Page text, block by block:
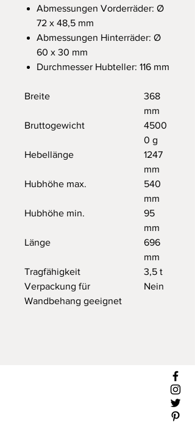
Abmessungen Vorderräder: Ø
72 x 48,5 mm
Abmessungen Hinterräder: Ø
60 x 30 mm
Durchmesser Hubteller: 116 mm
Breite
368
mm
Bruttogewicht
4500
0 g
Hebellänge
1247
mm
Hubhöhe max.
540
mm
Hubhöhe min.
95
mm
Länge
696
mm
Tragfähigkeit
3,5 t
Verpackung für
Wandbehang geeignet
Nein